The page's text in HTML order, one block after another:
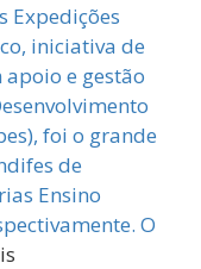
Expedições
iniciativa de
e gestão
foi o grande
de
Ensino
O